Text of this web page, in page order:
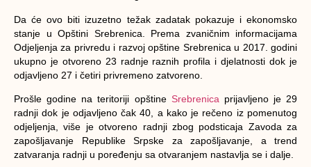
Da će ovo biti izuzetno težak zadatak pokazuje i ekonomsko
stanje u Opštini Srebrenica. Prema zvaničnim informacijama
Odjeljenja za privredu i razvoj opštine Srebrenica u 2017. godini
ukupno je otvoreno 23 radnje raznih profila i djelatnosti dok je
odjavljeno 27 i četiri privremeno zatvoreno.
Prošle godine na teritoriji opštine Srebrenica prijavljeno je 29
radnji dok je odjavljeno čak 40, a kako je rečeno iz pomenutog
odjeljenja, više je otvoreno radnji zbog podsticaja Zavoda za
zapošljavanje Republike Srpske za zapošljavanje, a trend
zatvaranja radnji u poređenju sa otvaranjem nastavlja se i dalje.